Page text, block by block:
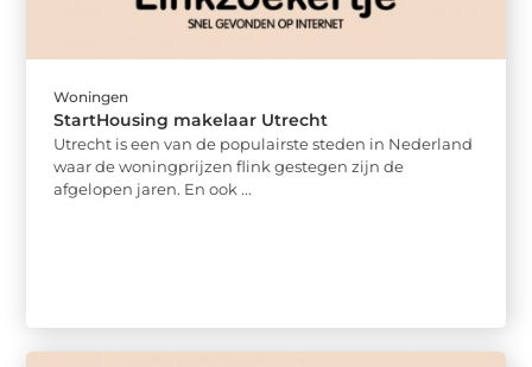
Woningen
StartHousing makelaar Utrecht
Utrecht is een van de populairste steden in Nederland
waar de woningprijzen flink gestegen zijn de
afgelopen jaren. En ook ...